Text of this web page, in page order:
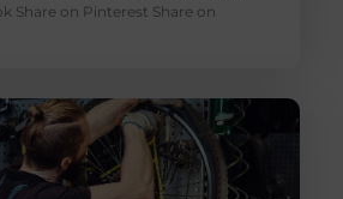
Share on Pinterest Share on